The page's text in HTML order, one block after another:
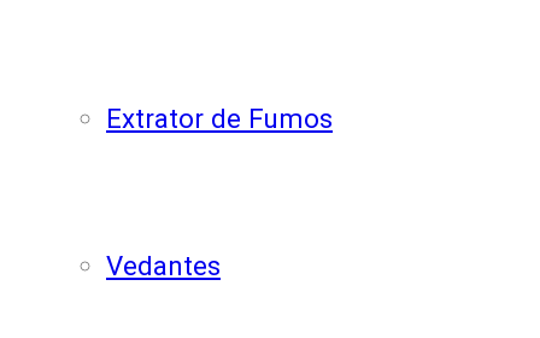
Extrator de Fumos
Vedantes